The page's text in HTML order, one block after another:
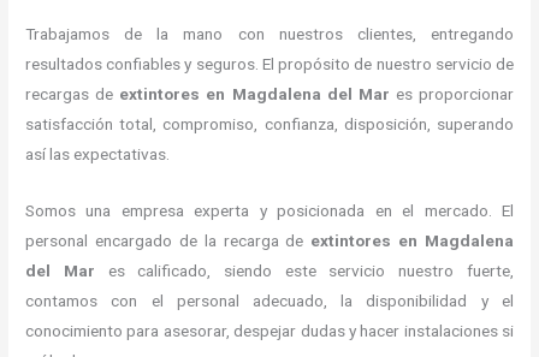
Trabajamos de la mano con nuestros clientes, entregando
resultados confiables y seguros. El propósito de nuestro servicio de
recargas de extintores en Magdalena del Mar es proporcionar
satisfacción total, compromiso, confianza, disposición, superando
así las expectativas.
Somos una empresa experta y posicionada en el mercado. El
personal encargado de la recarga de extintores en Magdalena
del Mar es calificado, siendo este servicio nuestro fuerte,
contamos con el personal adecuado, la disponibilidad y el
conocimiento para asesorar, despejar dudas y hacer instalaciones si